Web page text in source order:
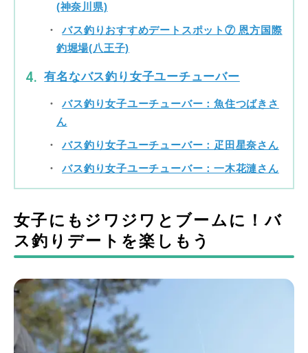
(神奈川県)
バス釣りおすすめデートスポット⑦ 恩方国際
釣堀場(八王子)
有名なバス釣り女子ユーチューバー
バス釣り女子ユーチューバー：魚住つばきさ
ん
バス釣り女子ユーチューバー：疋田星奈さん
バス釣り女子ユーチューバー：一木花漣さん
女子にもジワジワとブームに！バ
ス釣りデートを楽しもう